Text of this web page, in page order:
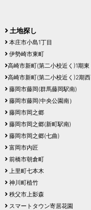
土地探し
本庄市小島1丁目
伊勢崎市東町
高崎市新町(第二小校近く)1期東
高崎市新町(第二小校近く)2期西
藤岡市藤岡(群馬藤岡駅南)
藤岡市藤岡(中央公園南）
藤岡市岡之郷
藤岡市岡之郷(新町駅南)
藤岡市岡之郷(七曲)
富岡市内匠
前橋市朝倉町
上里町七本木
神川町植竹
秩父市上影森
スマートタウン寄居花園